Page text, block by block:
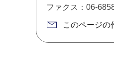
ファクス：06-
このページの